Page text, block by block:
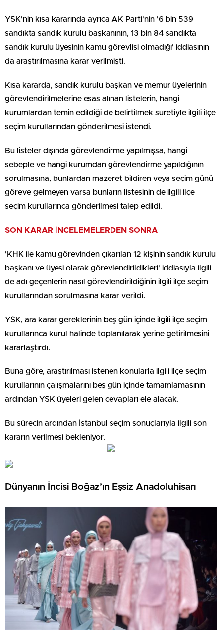
YSK'nin kısa kararında ayrıca AK Parti'nin '6 bin 539
sandıkta sandık kurulu başkanının, 13 bin 84 sandıkta
sandık kurulu üyesinin kamu görevlisi olmadığı' iddiasının
da araştırılmasına karar verilmişti.
Kısa kararda, sandık kurulu başkan ve memur üyelerinin
görevlendirilmelerine esas alınan listelerin, hangi
kurumlardan temin edildiği de belirtilmek suretiyle ilgili ilçe
seçim kurullarından gönderilmesi istendi.
Bu listeler dışında görevlendirme yapılmışsa, hangi
sebeple ve hangi kurumdan görevlendirme yapıldığının
sorulmasına, bunlardan mazeret bildiren veya seçim günü
göreve gelmeyen varsa bunların listesinin de ilgili ilçe
seçim kurullarınca gönderilmesi talep edildi.
SON KARAR İNCELEMELERDEN SONRA
'KHK ile kamu görevinden çıkarılan 12 kişinin sandık kurulu
başkanı ve üyesi olarak görevlendirildikleri' iddiasıyla ilgili
de adı geçenlerin nasıl görevlendirildiğinin ilgili ilçe seçim
kurullarından sorulmasına karar verildi.
YSK, ara karar gereklerinin beş gün içinde ilgili ilçe seçim
kurullarınca kurul halinde toplanılarak yerine getirilmesini
kararlaştırdı.
Buna göre, araştırılması istenen konularla ilgili ilçe seçim
kurullarının çalışmalarını beş gün içinde tamamlamasının
ardından YSK üyeleri gelen cevapları ele alacak.
Bu sürecin ardından İstanbul seçim sonuçlarıyla ilgili son
kararın verilmesi bekleniyor.
Dünyanın İncisi Boğaz’ın Eşsiz Anadoluhisarı